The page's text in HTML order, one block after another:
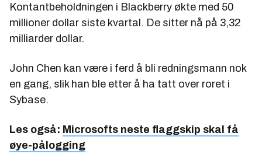
Kontantbeholdningen i Blackberry økte med 50
millioner dollar siste kvartal. De sitter nå på 3,32
milliarder dollar.
John Chen kan være i ferd å bli redningsmann nok
en gang, slik han ble etter å ha tatt over roret i
Sybase.
Les også: Microsofts neste flaggskip skal få
øye-pålogging